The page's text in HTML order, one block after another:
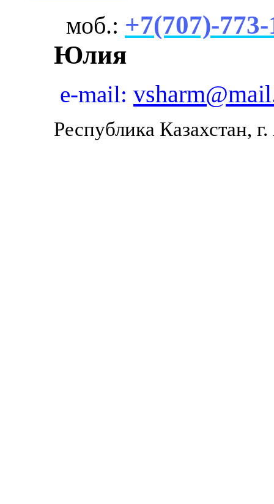
моб.: +7(707)-
Юлия
e-mail:
Республика Казахстан,